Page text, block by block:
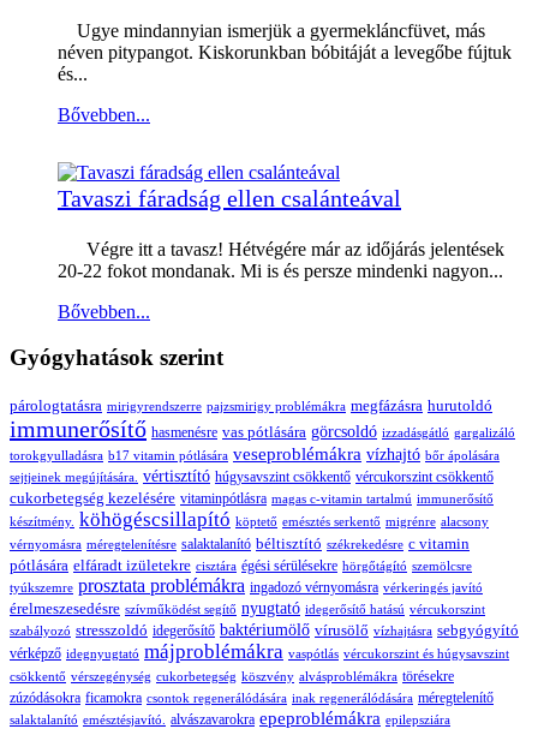
Ugye mindannyian ismerjük a gyermekláncfüvet, más
néven pitypangot. Kiskorunkban bóbitáját a levegőbe fújtuk
és...
Bővebben...
Tavaszi fáradság ellen csalánteával
Végre itt a tavasz! Hétvégére már az időjárás jelentések
20-22 fokot mondanak. Mi is és persze mindenki nagyon...
Bővebben...
Gyógyhatások szerint
párologtatásra mirigyrendszerre pajzsmirigy problémákra megfázásra hurutoldó
immunerősítő hasmenésre vas pótlására görcsoldó izzadásgátló gargalizáló
torokgyulladásra b17 vitamin pótlására veseproblémákra vízhajtó bőr ápolására
sejtjeinek megújítására. vértisztító húgysavszint csökkentő vércukorszint csökkentő
cukorbetegség kezelésére vitaminpótlásra magas c-vitamin tartalmú immunerősítő
készítmény. köhögéscsillapító köptető emésztés serkentő migrénre alacsony
vérnyomásra méregtelenítésre salaktalanító béltisztító székrekedésre c vitamin
pótlására elfáradt izületekre cisztára égési sérülésekre hörgőtágító szemölcsre
tyúkszemre prosztata problémákra ingadozó vérnyomásra vérkeringés javító
érelmeszesedésre szívműködést segítő nyugtató idegerősítő hatású vércukorszint
szabályozó stresszoldó idegerősítő baktériumölő vírusölő vízhajtásra sebgyógyító
vérképző idegnyugtató májproblémákra vaspótlás vércukorszint és húgysavszint
csökkentő vérszegénység cukorbetegség köszvény alvásproblémákra törésekre
zúzódásokra ficamokra csontok regenerálódására inak regenerálódására méregtelenítő
salaktalanító emésztésjavító. alvászavarokra epeproblémákra epilepsziára